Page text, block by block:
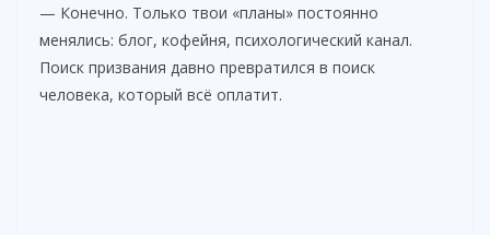
— Конечно. Только твои «планы» постоянно
менялись: блог, кофейня, психологический канал.
Поиск призвания давно превратился в поиск
человека, который всё оплатит.